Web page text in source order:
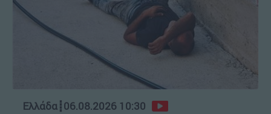
Ελλάδα┋06.08.2026 10:30